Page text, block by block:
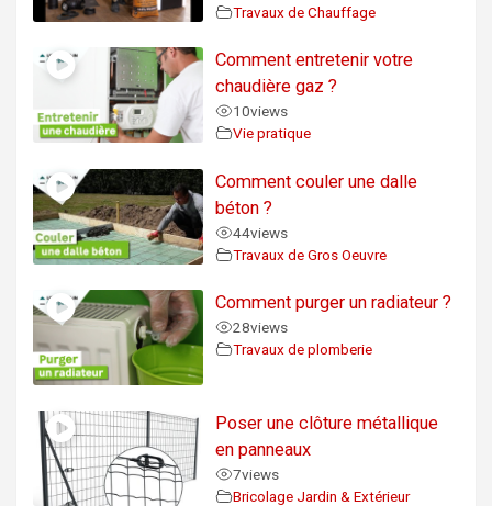
Travaux de Chauffage
Comment entretenir votre
chaudière gaz ?
10views
Vie pratique
Comment couler une dalle
béton ?
44views
Travaux de Gros Oeuvre
Comment purger un radiateur ?
28views
Travaux de plomberie
Poser une clôture métallique
en panneaux
7views
Bricolage Jardin & Extérieur